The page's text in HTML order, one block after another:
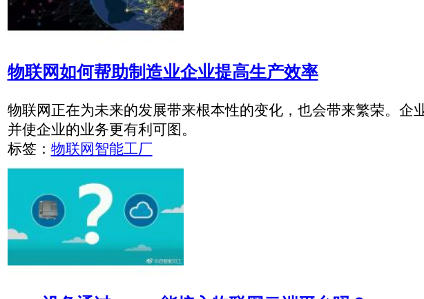
标签： 物联网智能工厂
投资物联网，从LoRa开始。低功耗广域网LPWA (Low Power Wide Area) 技术专为远
LPWA目前也包含多种技术，如LoRa、Sigfox、Weightless和NB-IoT等。
LoRaWAN 物联网 8 通道全双工网关模块
轻松实现自主开发LoRaWAN网关。
LoRa物联网